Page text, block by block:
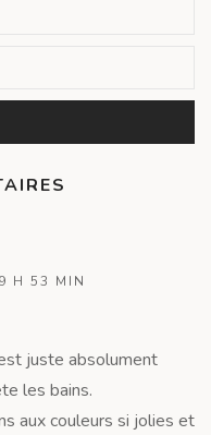
H 53 MIN
juste absolument
les bains.
aux couleurs si jolies et